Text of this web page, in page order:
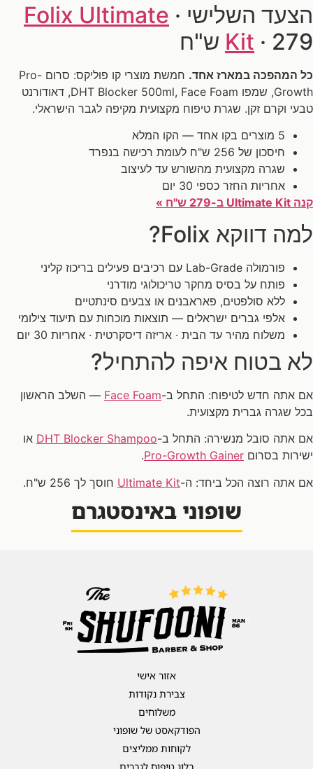
הצעד השלישי · Folix Ultimate
Kit · 279 ש"ח
כל המהפכה במארז אחד.
חמשת מוצרי קו פוליקס: סרום Pro-
Growth, שמפו DHT Blocker 500ml, Face Foam, דאודורנט
טבעי וקרם זקן. שגרת טיפוח מקצועית מקיפה לגבר הישראלי.
5 מוצרים בקו אחד — הקו המלא
חיסכון של 256 ש"ח לעומת רכישה בנפרד
שגרה מקצועית מהשורש עד לעיצוב
אחריות החזר כספי 30 יום
קנה Ultimate Kit ב-279 ש"ח »
למה דווקא Folix?
פורמולה Lab-Grade עם רכיבים פעילים בריכוז קליני
פותח על בסיס מחקר טריכולוגי מודרני
ללא סולפטים, פאראבנים או צבעים סינתטיים
אלפי גברים ישראלים — תוצאות מוכחות עם תיעוד צילומי
משלוח מהיר עד הבית · אריזה דיסקרטית · אחריות 30 יום
לא בטוח איפה להתחיל?
אם אתה חדש לטיפוח: התחל ב-Face Foam — השלב הראשון
בכל שגרה גברית מקצועית.
אם אתה סובל מנשירה: התחל ב-DHT Blocker Shampoo או
ישירות בסרום Pro-Growth Gainer
.
אם אתה רוצה הכל ביחד: ה-Ultimate Kit חוסך לך 256 ש"ח.
שופוני באינסטגרם
אזור אישי
צבירת נקודות
משלוחים
הפודקאסט של שופוני
לקוחות ממליצים